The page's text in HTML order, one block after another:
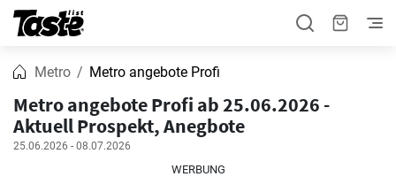
Metro Metro angebote Profi
Metro angebote Profi ab 25.06.2026 -
Aktuell Prospekt, Anegbote
25.06.2026 - 08.07.2026
WERBUNG